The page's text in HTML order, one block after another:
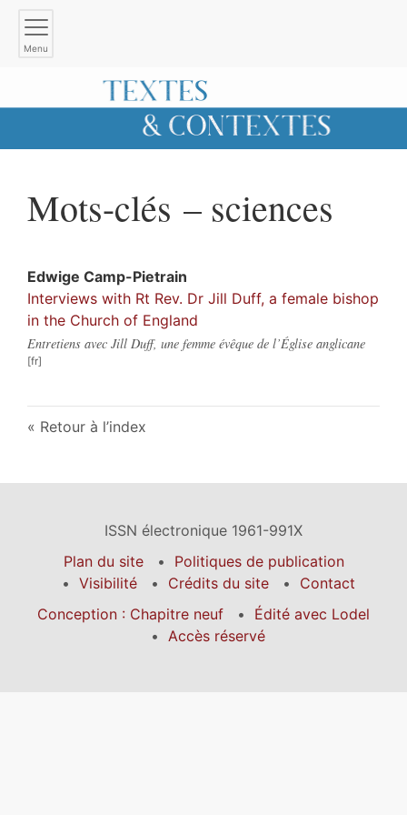
Menu
Mots-clés – sciences
Edwige Camp-Pietrain
Interviews with Rt Rev. Dr Jill Duff, a female bishop
in the Church of England
Entretiens avec Jill Duff, une femme évêque de l’Église anglicane
Retour à l’index
ISSN électronique 1961-991X
Plan du site
Politiques de publication
Visibilité
Crédits du site
Contact
Conception : Chapitre neuf
Édité avec Lodel
Accès réservé